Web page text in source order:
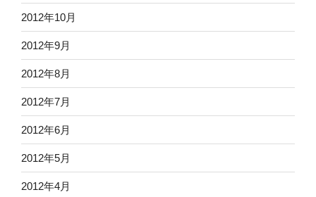
2012年10月
2012年9月
2012年8月
2012年7月
2012年6月
2012年5月
2012年4月